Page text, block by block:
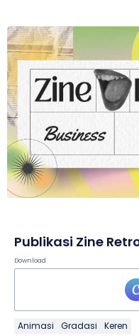
Publikasi Zine
Download
Animasi Gradasi Keren